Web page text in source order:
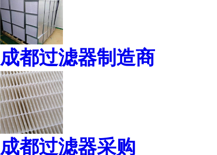
成都过滤器制造商
成都过滤器采购